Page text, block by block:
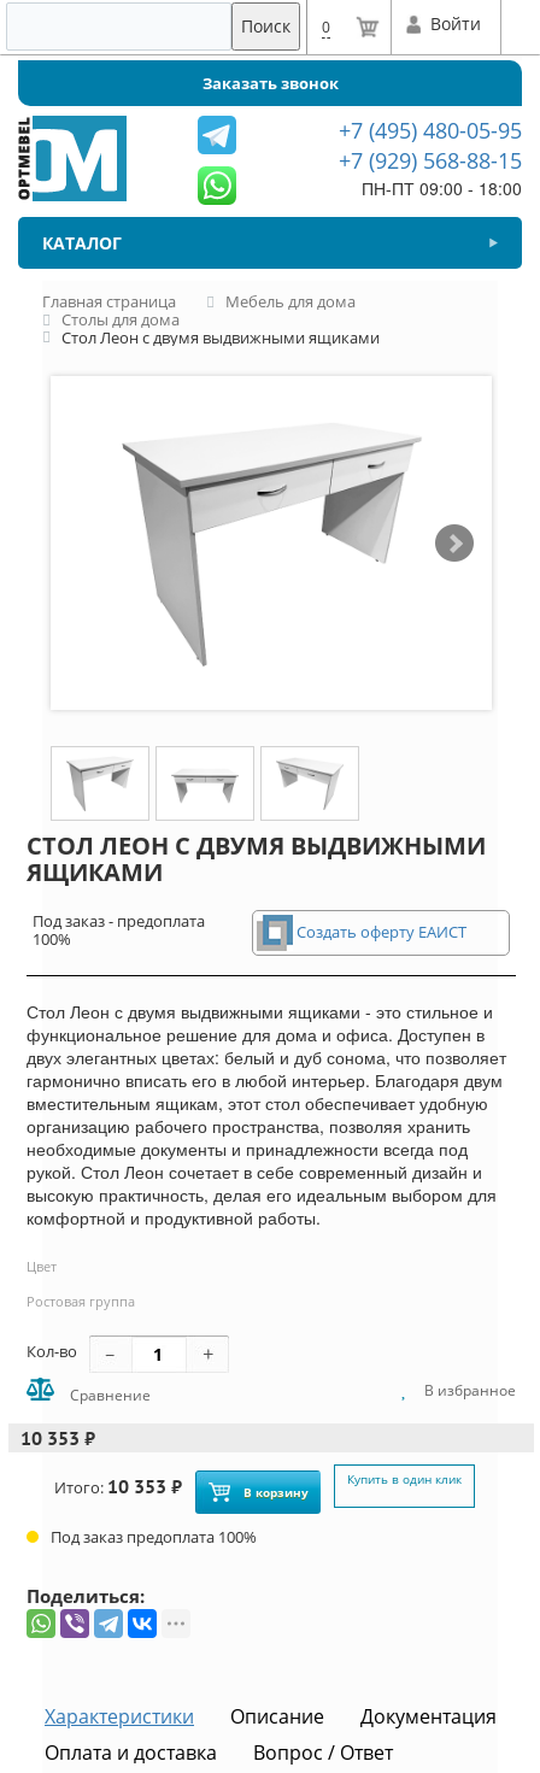
Поиск 0 Войти
Заказать звонок
+7 (495) 480-05-95
+7 (929) 568-88-15
ПН-ПТ 09:00 - 18:00
КАТАЛОГ
Главная страница
Мебель для дома
Столы для дома
Стол Леон с двумя выдвижными ящиками
СТОЛ ЛЕОН С ДВУМЯ ВЫДВИЖНЫМИ
ЯЩИКАМИ
Под заказ - предоплата
100%
Создать оферту ЕАИСТ
Стол Леон с двумя выдвижными ящиками - это стильное и
функциональное решение для дома и офиса. Доступен в
двух элегантных цветах: белый и дуб сонома, что позволяет
гармонично вписать его в любой интерьер. Благодаря двум
вместительным ящикам, этот стол обеспечивает удобную
организацию рабочего пространства, позволяя хранить
необходимые документы и принадлежности всегда под
рукой. Стол Леон сочетает в себе современный дизайн и
высокую практичность, делая его идеальным выбором для
комфортной и продуктивной работы.
Цвет
Ростовая группа
Кол-во
Сравнение В избранное
10 353 ₽
Итого: 10 353 ₽ В корзину
Купить в один клик
Под заказ предоплата 100%
Поделиться:
Характеристики Описание
Документация
Оплата и доставка
Вопрос / Ответ